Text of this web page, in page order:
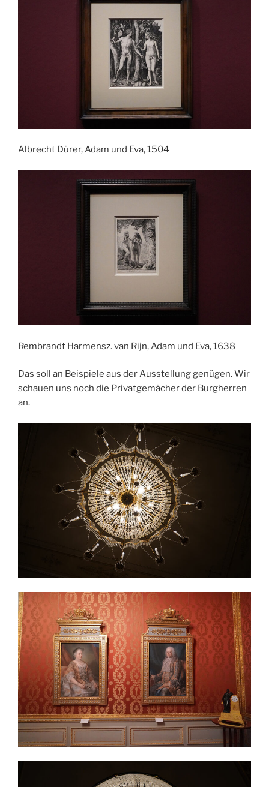
Albrecht Dürer, Adam und Eva, 1504
Rembrandt Harmensz. van Rijn, Adam und Eva, 1638
Das soll an Beispiele aus der Ausstellung genügen. Wir
schauen uns noch die Privatgemächer der Burgherren
an.